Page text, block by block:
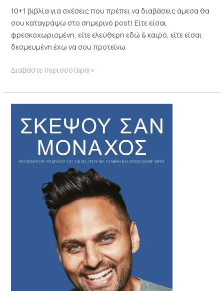
10+1 βιβλία για σχέσεις που πρέπει να διαβάσεις άμεσα θα
σου καταγράψω στο σημερινό post! Είτε είσαι
φρεσκοχωρισμένη, είτε ελεύθερη εδώ & καιρό, είτε είσαι
δεσμευμένη έχω να σου προτείνω
Διαβάστε περισσότερα »
σαν
μοναχός